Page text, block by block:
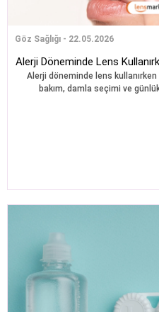
Göz Sağlığı - 22.05.2026
Alerji Döneminde Lens
Alerji döneminde lens
bakım, damla seçimi ve